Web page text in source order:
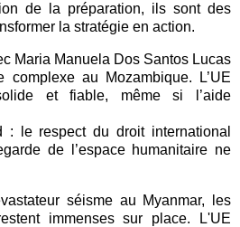
de la préparation, ils sont des
la stratégie en action.
Maria Manuela Dos Santos Lucas
au Mozambique. L’UE
et fiable, même si l’aide
: le respect du droit international
de l’espace humanitaire ne
séisme au Myanmar, les
immenses sur place. L'UE